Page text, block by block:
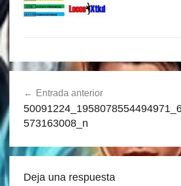
de
entradas
Entrada anterior
573163008_n
Deja una respuesta